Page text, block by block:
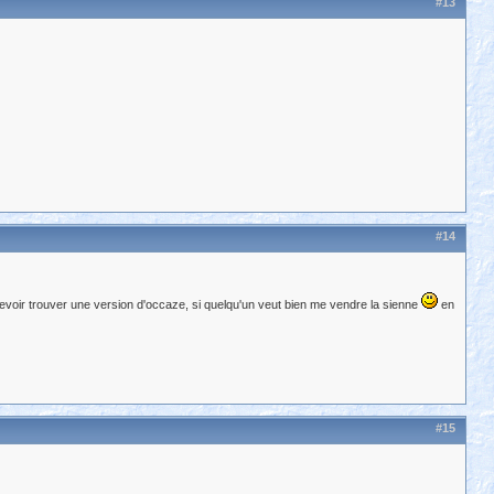
#14
trouver une version d'occaze, si quelqu'un veut bien me vendre la sienne en
#15